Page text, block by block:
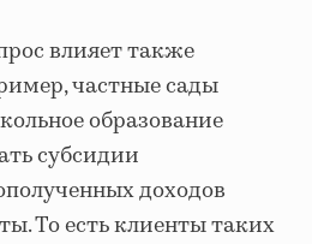
влияет также
частные сады
образование
субсидии
доходов
То есть клиенты таких